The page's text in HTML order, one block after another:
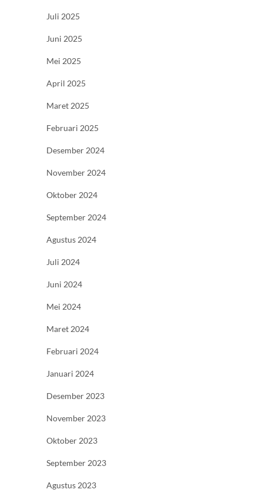
Juli 2025
Juni 2025
Mei 2025
April 2025
Maret 2025
Februari 2025
Desember 2024
November 2024
Oktober 2024
September 2024
Agustus 2024
Juli 2024
Juni 2024
Mei 2024
Maret 2024
Februari 2024
Januari 2024
Desember 2023
November 2023
Oktober 2023
September 2023
Agustus 2023